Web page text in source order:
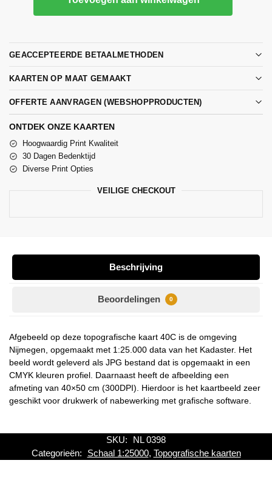
GEACCEPTEERDE BETAALMETHODEN
KAARTEN OP MAAT GEMAAKT
OFFERTE AANVRAGEN (WEBSHOPPRODUCTEN)
ONTDEK ONZE KAARTEN
Hoogwaardig Print Kwaliteit
30 Dagen Bedenktijd
Diverse Print Opties
VEILIGE CHECKOUT
Beschrijving
Beoordelingen 0
Afgebeeld op deze topografische kaart 40C is de omgeving
Nijmegen, opgemaakt met 1:25.000 data van het Kadaster. Het
beeld wordt geleverd als JPG bestand dat is opgemaakt in een
CMYK kleuren profiel. Daarnaast heeft de afbeelding een
afmeting van 40×50 cm (300DPI). Hierdoor is het kaartbeeld zeer
geschikt voor drukwerk of nabewerking met grafische software.
SKU:
NL 0398
Categorieën:
Schaal 1:25000, Topografische kaarten